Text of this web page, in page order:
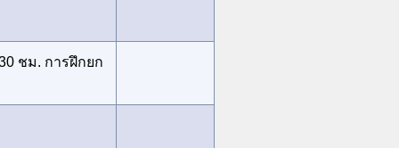
ชม. การฝึกยก